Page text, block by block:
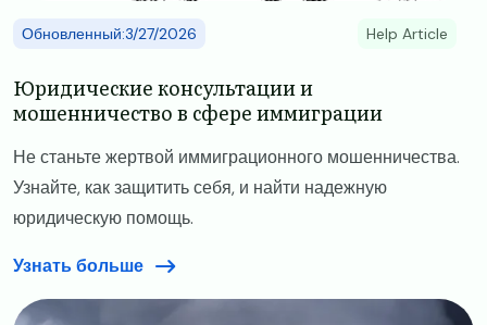
Обновленный:3/27/2026 Help Article
​​Юридические консультации и
мошенничество в сфере иммиграции​
​​Не станьте жертвой иммиграционного мошенничества.
Узнайте, как защитить себя, и найти надежную
юридическую помощь.​
Узнать больше
Image